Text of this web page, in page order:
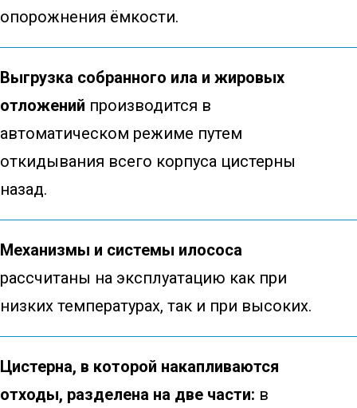
опорожнения ёмкости.
Выгрузка собранного ила и жировых
отложений производится в
автоматическом режиме путем
откидывания всего корпуса цистерны
назад.
Механизмы и системы илососа
рассчитаны на эксплуатацию как при
низких температурах, так и при высоких.
Цистерна, в которой накапливаются
отходы, разделена на две части: в